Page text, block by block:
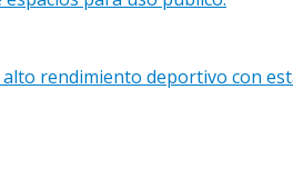
rendimiento deportivo con